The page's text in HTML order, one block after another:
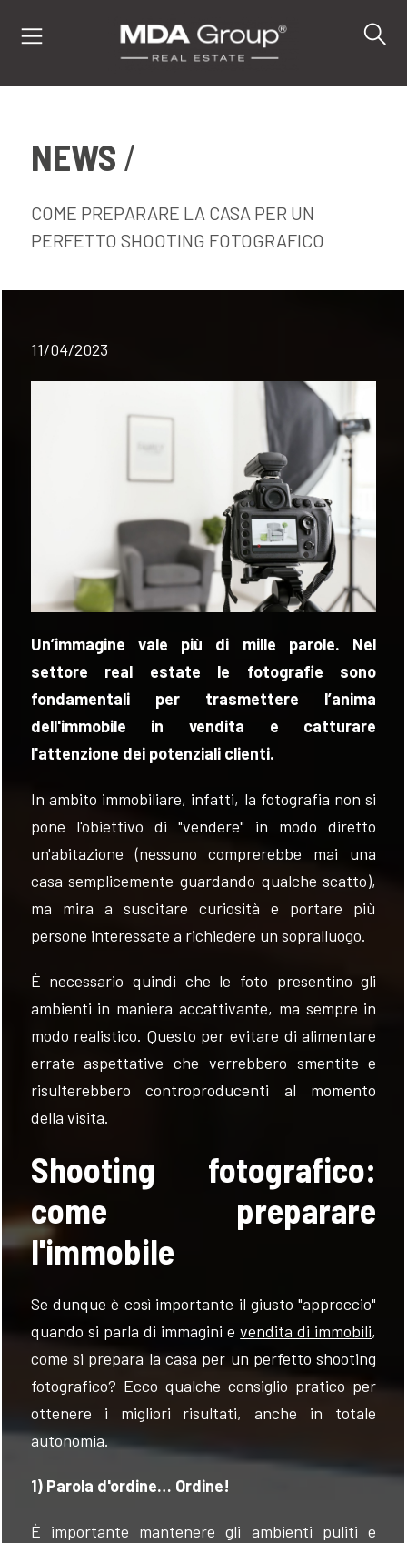
NEWS
COME PREPARARE LA CASA PER UN
PERFETTO SHOOTING FOTOGRAFICO
11/04/2023
Un’immagine vale più di mille parole. Nel
settore real estate le fotografie sono
fondamentali per trasmettere l’anima
dell'immobile in vendita e catturare
l'attenzione dei potenziali clienti.
In ambito immobiliare, infatti, la fotografia non si
pone l'obiettivo di "vendere" in modo diretto
un'abitazione (nessuno comprerebbe mai una
casa semplicemente guardando qualche scatto),
ma mira a suscitare curiosità e portare più
persone interessate a richiedere un sopralluogo.
È necessario quindi che le foto presentino gli
ambienti in maniera accattivante, ma sempre in
modo realistico. Questo per evitare di alimentare
errate aspettative che verrebbero smentite e
risulterebbero controproducenti al momento
della visita.
Shooting fotografico:
come preparare
l'immobile
Se dunque è così importante il giusto "approccio"
quando si parla di immagini evendita di immobili,
come si prepara la casa per un perfetto shooting
fotografico? Ecco qualche consiglio pratico per
ottenere i migliori risultati, anche in totale
autonomia.
1) Parola d'ordine… Ordine!
È importante mantenere gli ambienti puliti e
CONTATTI
AWARDS
FOLLOW